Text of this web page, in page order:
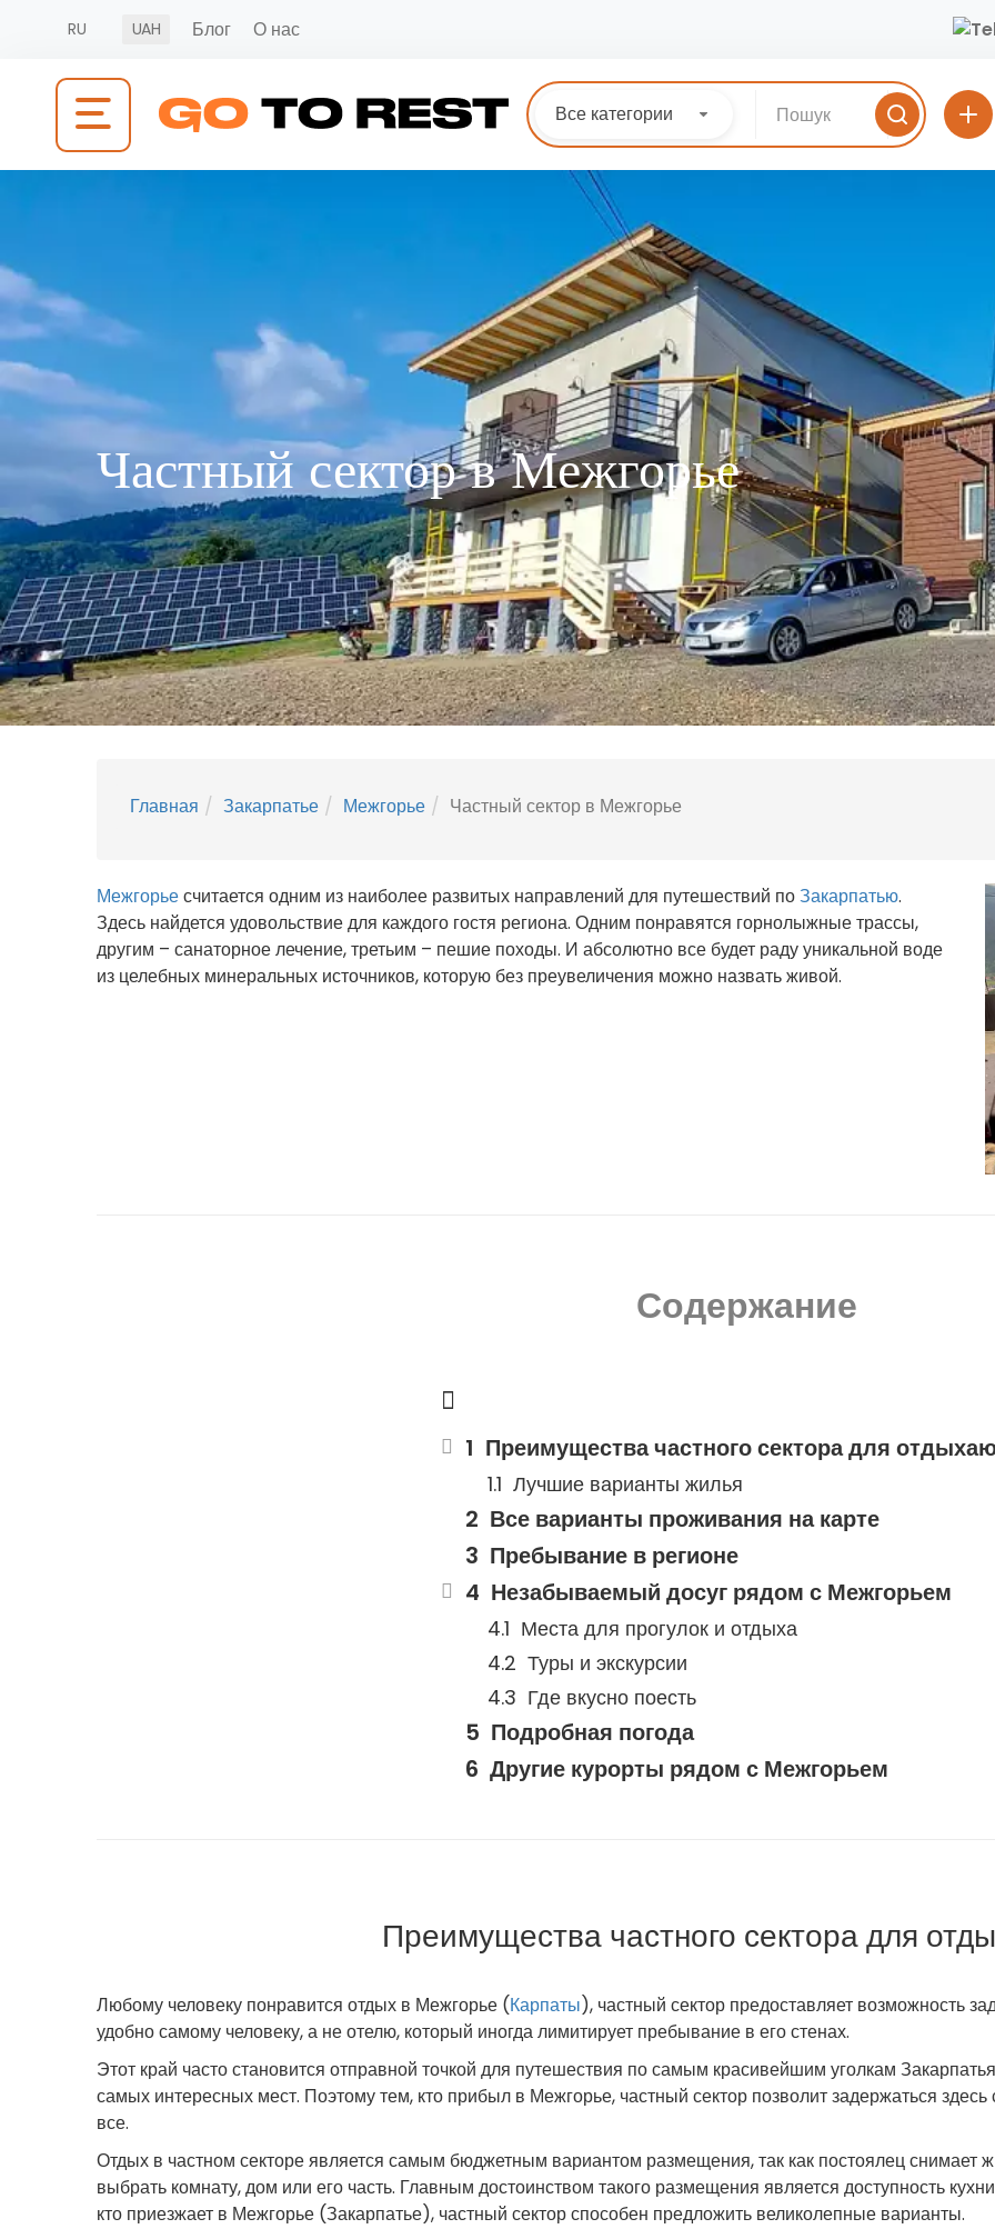
RU UAH Блог О нас
Все категории
Частный сектор в Межгорье
Главная Закарпатье Межгорье Частный сектор в Межгорье
Межгорьесчитается одним из наиболее развитых направлений для путешествий поЗакарпатью.
Здесь найдется удовольствие для каждого гостя региона. Одним понравятся горнолыжные трассы,
другим – санаторное лечение, третьим – пешие походы. И абсолютно все будет раду уникальной воде
из целебных минеральных источников, которую без преувеличения можно назвать живой.
Содержание
Преимущества частного сектора для
Лучшие варианты жилья
Все варианты проживания на карте
Пребывание в регионе
Незабываемый досуг рядом с Межгорьем
Места для прогулок и отдыха
Туры и экскурсии
Где вкусно поесть
Подробная погода
Другие курорты рядом с Межгорьем
Преимущества частного сектора для
Любому человеку понравится отдых в Межгорье (Карпаты), частный сектор предоставляет возможность
удобно самому человеку, а не отелю, который иногда лимитирует пребывание в его стенах.
Этот край часто становится отправной точкой для путешествия по самым красивейшим уголкам
самых интересных мест. Поэтому тем, кто прибыл в Межгорье, частный сектор позволит задержаться здесь
все.
Отдых в частном секторе является самым бюджетным вариантом размещения, так как постоялец снимает
выбрать комнату, дом или его часть. Главным достоинством такого размещения является доступность
кто приезжает в Межгорье (Закарпатье), частный сектор способен предложить великолепные варианты.